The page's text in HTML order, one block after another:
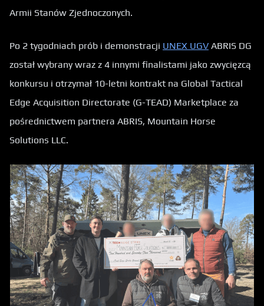
Armii Stanów Zjednoczonych.
Po 2 tygodniach prób i demonstracji UNEX UGV ABRIS DG
został wybrany wraz z 4 innymi finalistami jako zwycięzcą
konkursu i otrzymał 10-letni kontrakt na Global Tactical
Edge Acquisition Directorate (G-TEAD) Marketplace za
pośrednictwem partnera ABRIS, Mountain Horse
Solutions LLC.